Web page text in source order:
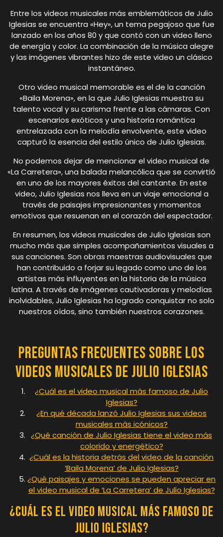
Entre los videos musicales más emblemáticos de Julio
Iglesias se encuentra «Hey», un tema pegajoso que fue
lanzado en los años 80 y que contó con un video lleno
de energía y color. La combinación de la música alegre
y las imágenes vibrantes hizo de este video un clásico
instantáneo.
Otro video musical memorable es el de la canción
«Baila Morena», en la que Julio Iglesias muestra su
talento vocal y su carisma frente a las cámaras. Con
escenarios exóticos y una historia romántica
entrelazada con la melodía envolvente, este video
capturó la esencia del estilo único de Julio Iglesias.
No podemos dejar de mencionar el video musical de
«La Carretera», una balada melancólica que se convirtió
en uno de los mayores éxitos del cantante. En este
video, Julio Iglesias nos lleva en un viaje emocional a
través de paisajes impresionantes y momentos
emotivos que resuenan en el corazón del espectador.
En resumen, los videos musicales de Julio Iglesias son
mucho más que simples acompañamientos visuales a
sus canciones. Son obras maestras audiovisuales que
han contribuido a forjar su legado como uno de los
artistas más influyentes en la historia de la música
latina. A través de imágenes cautivadoras y melodías
inolvidables, Julio Iglesias ha logrado conquistar no solo
nuestros oídos, sino también nuestros corazones.
Preguntas Frecuentes sobre los
Videos Musicales de Julio Iglesias
¿Cuál es el video musical más famoso de Julio
Iglesias?
¿En qué década lanzó Julio Iglesias sus videos
musicales más icónicos?
¿Qué canción de Julio Iglesias tiene el video más
colorido y energético?
¿Cuál es la historia detrás del video de la canción
‘Baila Morena’ de Julio Iglesias?
¿Qué paisajes y emociones se pueden apreciar en
el video musical de ‘La Carretera’ de Julio Iglesias?
¿Cuál es el video musical más famoso de
Julio Iglesias?